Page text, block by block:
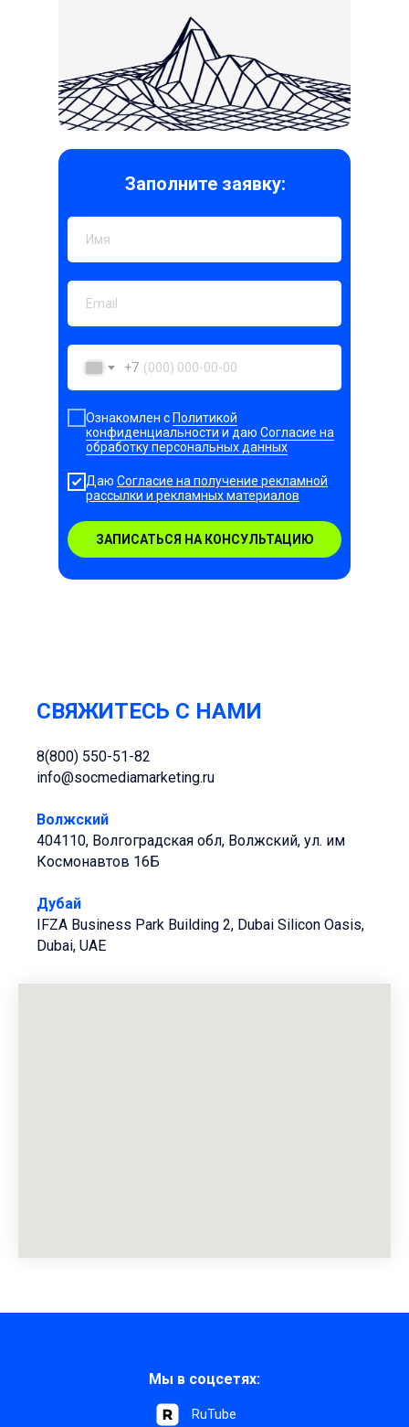
Заполните заявку:
+7
Ознакомлен сПолитикой
конфиденциальности и даю Согласие на
обработку персональных данных
Даю Согласие на получение рекламной
рассылки и рекламных материалов
ЗАПИСАТЬСЯ НА КОНСУЛЬТАЦИЮ
СВЯЖИТЕСЬ С НАМИ
8(800) 550-51-82
info@socmediamarketing.ru
Волжский
404110, Волгоградская обл, Волжский, ул. им
Космонавтов 16Б
Дубай
IFZA Business Park Building 2, Dubai Silicon Oasis,
Dubai, UAE
RuTube
Мы в соцсетях: